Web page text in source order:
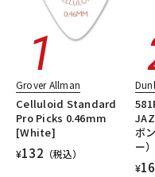
Grover Allman
Celluloid Standard
Pro Picks 0.46mm
[White]
¥132 （税込）
ボ
ー）
¥